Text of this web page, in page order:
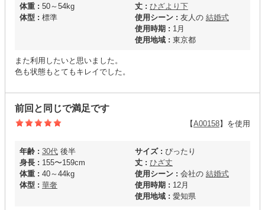
体重 : 50～54kg
体型 : 標準
丈 : ひざより下
使用シーン : 友人の 結婚式
使用時期 : 1月
使用地域 : 東京都
また利用したいと思いました。
色も状態もとてもキレイでした。
前回と同じで満足です
【A00158】を使用
年齢 : 30代 後半
身長 : 155〜159cm
体重 : 40～44kg
体型 : 華奢
サイズ : ぴったり
丈 : ひざ丈
使用シーン : 会社の 結婚式
使用時期 : 12月
使用地域 : 愛知県